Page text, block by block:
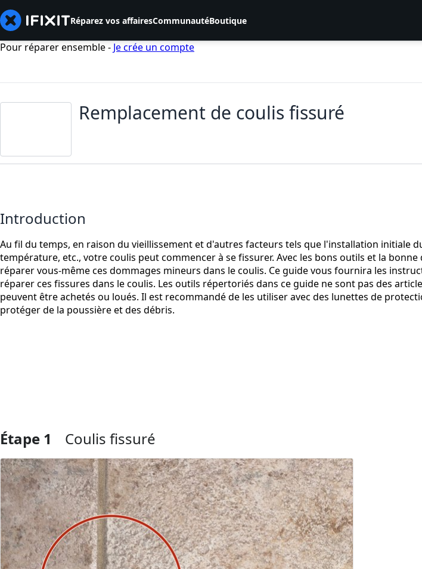
Réparez vos affairesCommunautéBoutique
Pour réparer ensemble - Je crée un compte
Remplacement de coulis fissuré
Introduction
Au fil du temps, en raison du vieillissement et d'autres facteurs tels que l'installation initiale
température, etc., votre coulis peut commencer à se fissurer. Avec les bons outils et la
réparer vous-même ces dommages mineurs dans le coulis. Ce guide vous fournira les
réparer ces fissures dans le coulis. Les outils répertoriés dans ce guide ne sont pas des
peuvent être achetés ou loués. Il est recommandé de les utiliser avec des lunettes de
protéger de la poussière et des débris.
Étape 1 Coulis fissuré